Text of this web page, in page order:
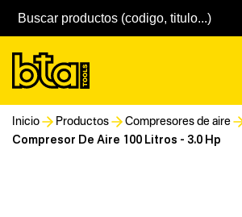
Inicio Productos Compresores de aire
Compresor De Aire 100 Litros - 3.0 Hp